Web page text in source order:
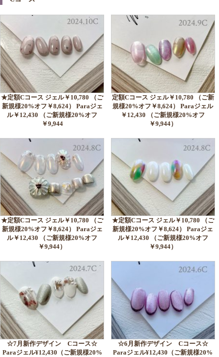
★定額Cコース ジェル￥10,780 （ご
新規様20%オフ￥8,624） Paraジェ
ル￥12,430 （ご新規様20%オフ
￥9,944
定額Cコース ジェル￥10,780 （ご新
規様20%オフ￥8,624） Paraジェル
￥12,430 （ご新規様20%オフ
￥9,944）
★定額Cコース ジェル￥10,780 （ご
新規様20%オフ￥8,624） Paraジェ
ル￥12,430 （ご新規様20%オフ
￥9,944）
★定額Cコース ジェル￥10,780 （ご
新規様20%オフ￥8,624） Paraジェ
ル￥12,430 （ご新規様20%オフ
￥9,944）
☆7月新作デザイン Cコース☆
Paraジェル¥12,430（ご新規様20%
☆6月新作デザイン Cコース☆
Paraジェル¥12,430（ご新規様20%